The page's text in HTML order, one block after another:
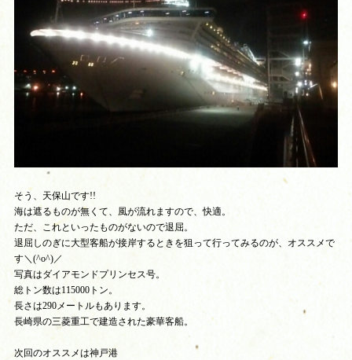
そう、天保山です!!
海は遮るものが無くて、風が流れますので、快適。
ただ、これといったものがないので退屈。
退屈しのぎに大型客船が接岸するときを狙って行ってみるのが、オススメで
す＼(^o^)／
写真はダイアモンドプリンセス号。
総トン数は115000トン。
長さは290メートルもあります。
長崎県の三菱重工で建造された豪華客船。
次回のオススメは神戸港